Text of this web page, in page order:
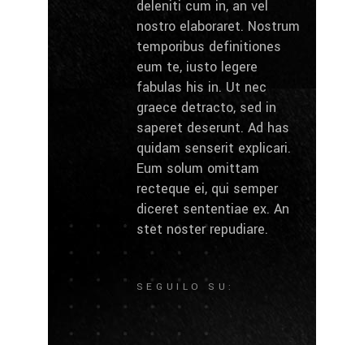
deleniti cum in, an vel
nostro elaboraret. Nostrum
temporibus definitiones
eum te, iusto legere
fabulas his in. Ut nec
graece detracto, sed in
saperet deserunt. Ad has
quidam senserit explicari.
Eum solum omittam
recteque ei, qui semper
diceret sententiae ex. An
stet noster repudiare.
SEGUILO SU: